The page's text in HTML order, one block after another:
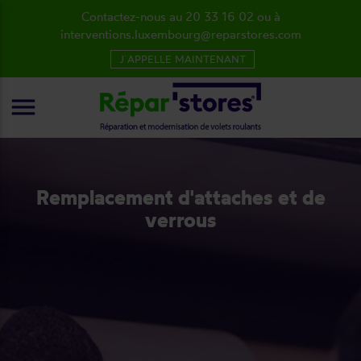
Remplacement d'attaches et de
verrous
Contactez-nous au 20 33 16 02 ou à
interventions.luxembourg@reparstores.com
J´APPELLE MAINTENANT
menu